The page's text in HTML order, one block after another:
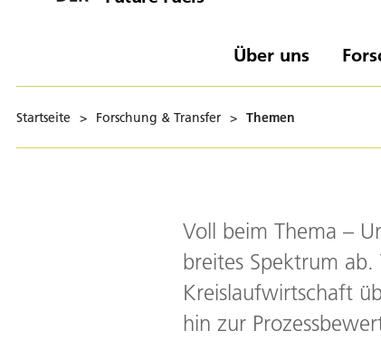
Über uns
Startseite > Forschung & Transfer > Themen
Voll beim Thema –
breites Spektrum ab.
Kreislaufwirtschaft
hin zur